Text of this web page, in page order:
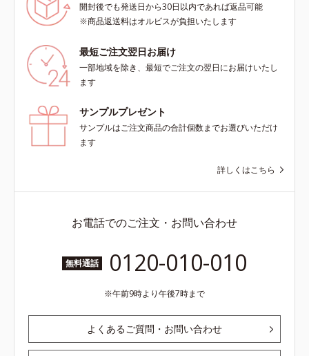
開封後でも発送日から30日以内であれば返品可能
※商品返送料はオルビスが負担いたします
最短ご注文翌日お届け
一部地域を除き、最短でご注文の翌日にお届けいたし
ます
サンプルプレゼント
サンプルはご注文商品の合計個数までお選びいただけ
ます
詳しくはこちら
お電話でのご注文・お問い合わせ
無料通話 0120-010-010
午前9時より午後7時まで
よくあるご質問・お問い合わせ